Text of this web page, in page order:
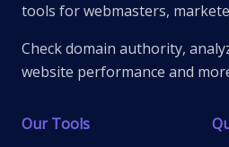
tools for webmasters,
Check domain authority,
website performance and
Our Tools